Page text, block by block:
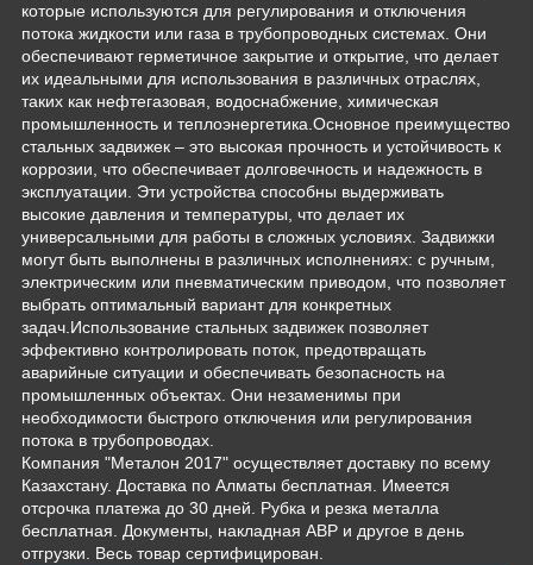
которые используются для регулирования и отключения
потока жидкости или газа в трубопроводных системах. Они
обеспечивают герметичное закрытие и открытие, что делает
их идеальными для использования в различных отраслях,
таких как нефтегазовая, водоснабжение, химическая
промышленность и теплоэнергетика.Основное преимущество
стальных задвижек – это высокая прочность и устойчивость к
коррозии, что обеспечивает долговечность и надежность в
эксплуатации. Эти устройства способны выдерживать
высокие давления и температуры, что делает их
универсальными для работы в сложных условиях. Задвижки
могут быть выполнены в различных исполнениях: с ручным,
электрическим или пневматическим приводом, что позволяет
выбрать оптимальный вариант для конкретных
задач.Использование стальных задвижек позволяет
эффективно контролировать поток, предотвращать
аварийные ситуации и обеспечивать безопасность на
промышленных объектах. Они незаменимы при
необходимости быстрого отключения или регулирования
потока в трубопроводах.
Компания "Металон 2017" осуществляет доставку по всему
Казахстану. Доставка по Алматы бесплатная. Имеется
отсрочка платежа до 30 дней. Рубка и резка металла
бесплатная. Документы, накладная АВР и другое в день
отгрузки. Весь товар сертифицирован.